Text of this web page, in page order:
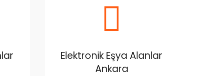
Elektronik Eşya Alanlar
Ankara